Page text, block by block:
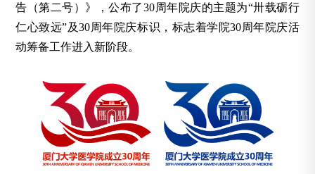
告（第二号）》，公布了30周年院庆的主题为“卅载砺行
仁心致远”及30周年院庆标识，标志着学院30周年院庆活
动筹备工作进入新阶段。